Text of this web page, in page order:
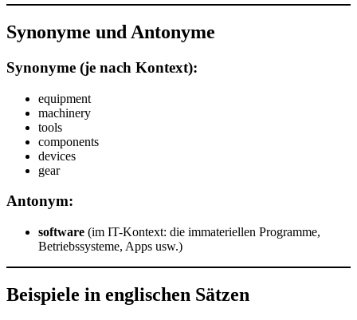
Synonyme und Antonyme
Synonyme (je nach Kontext):
equipment
machinery
tools
components
devices
gear
Antonym:
software (im IT-Kontext: die immateriellen Programme,
Betriebssysteme, Apps usw.)
Beispiele in englischen Sätzen